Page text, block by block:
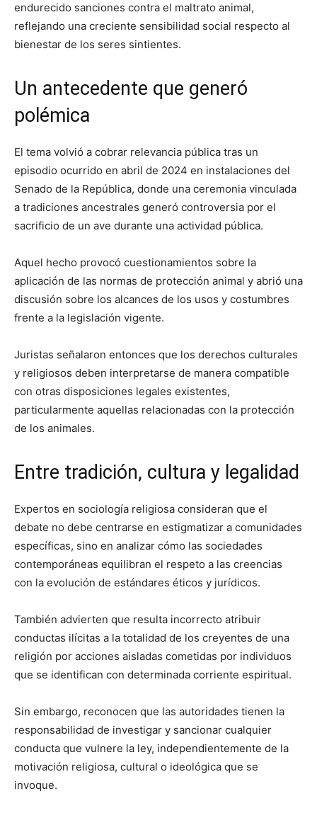
endurecido sanciones contra el maltrato animal,
reflejando una creciente sensibilidad social respecto al
bienestar de los seres sintientes.
Un antecedente que generó
polémica
El tema volvió a cobrar relevancia pública tras un
episodio ocurrido en abril de 2024 en instalaciones del
Senado de la República, donde una ceremonia vinculada
a tradiciones ancestrales generó controversia por el
sacrificio de un ave durante una actividad pública.
Aquel hecho provocó cuestionamientos sobre la
aplicación de las normas de protección animal y abrió una
discusión sobre los alcances de los usos y costumbres
frente a la legislación vigente.
Juristas señalaron entonces que los derechos culturales
y religiosos deben interpretarse de manera compatible
con otras disposiciones legales existentes,
particularmente aquellas relacionadas con la protección
de los animales.
Entre tradición, cultura y legalidad
Expertos en sociología religiosa consideran que el
debate no debe centrarse en estigmatizar a comunidades
específicas, sino en analizar cómo las sociedades
contemporáneas equilibran el respeto a las creencias
con la evolución de estándares éticos y jurídicos.
También advierten que resulta incorrecto atribuir
conductas ilícitas a la totalidad de los creyentes de una
religión por acciones aisladas cometidas por individuos
que se identifican con determinada corriente espiritual.
Sin embargo, reconocen que las autoridades tienen la
responsabilidad de investigar y sancionar cualquier
conducta que vulnere la ley, independientemente de la
motivación religiosa, cultural o ideológica que se
invoque.